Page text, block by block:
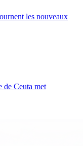
les nouveaux
de Ceuta met